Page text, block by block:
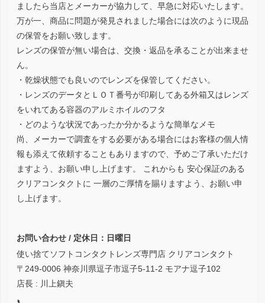
ましたら当店とメーカーが協力して、早急に対応いたします。
万が一、商品に問題が発見されました場合には次のように現品
の保管をお願い致します。
レンズの保管が無い場合は、交換・返品を承ることが出来ませ
ん。
・乾燥状態でも良いのでレンズを保管してください。
・レンズのデータとＬＯＴ番号が印刷してある外箱又はレンズ
をいれてある容器のアルミホイルのフタ
・どのような状況であったか分かるような簡単なメモ
尚、メーカーで調査をする必要がある場合にはお客様の個人情
報も添えて依頼することもありますので、予めご了承いただけ
ますよう、お願い申し上げます。 これからも 安心保証のある
クリアコンタクトに 一層のご厚情を賜りますよう、お願い申
し上げます。
お問い合わせ / 定休日：日曜日
使い捨てソフトコンタクトレンズ専門店 クリアコンタクト
〒249-0006 神奈川県逗子市逗子5-11-2 モアナ逗子102
店長 : 川上鎭夫